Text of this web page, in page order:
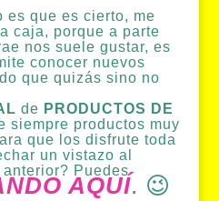
es que es cierto, me
caja, porque a parte
nos suele gustar, es
conocer nuevos
que quizás sino no
de PRODUCTOS DE
siempre productos muy
que los disfrute toda
un vistazo al
Puedes
AQUÍ. 😉